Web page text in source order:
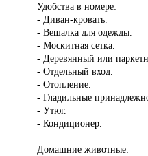
Удобства в номере:
- Диван-кровать.
- Вешалка для одежды.
- Москитная сетка.
- Деревянный или
- Отдельный вход.
- Отопление.
- Гладильные
- Утюг.
- Кондиционер.
Домашние животные: